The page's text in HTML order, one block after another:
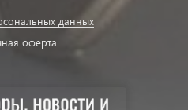
данных
оферта